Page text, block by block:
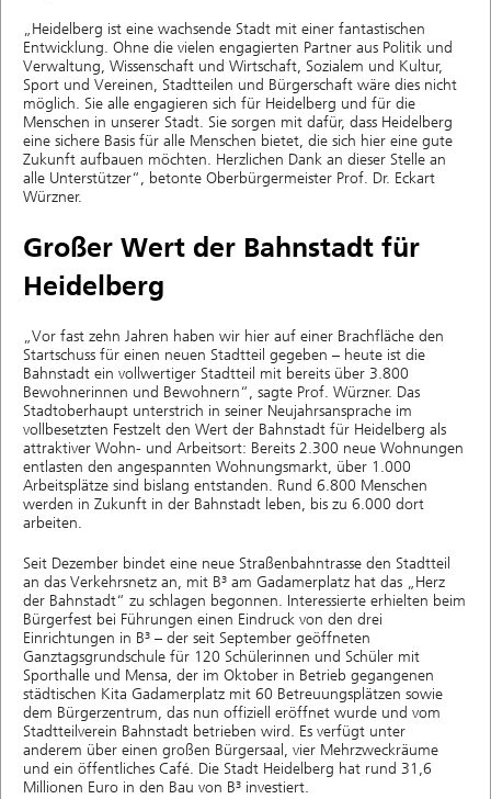
„Heidelberg ist eine wachsende Stadt mit einer fantastischen
Entwicklung. Ohne die vielen engagierten Partner aus Politik und
Verwaltung, Wissenschaft und Wirtschaft, Sozialem und Kultur,
Sport und Vereinen, Stadtteilen und Bürgerschaft wäre dies nicht
möglich. Sie alle engagieren sich für Heidelberg und für die
Menschen in unserer Stadt. Sie sorgen mit dafür, dass Heidelberg
eine sichere Basis für alle Menschen bietet, die sich hier eine gute
Zukunft aufbauen möchten. Herzlichen Dank an dieser Stelle an
alle Unterstützer“, betonte Oberbürgermeister Prof. Dr. Eckart
Würzner.
Großer Wert der Bahnstadt für
Heidelberg
„Vor fast zehn Jahren haben wir hier auf einer Brachfläche den
Startschuss für einen neuen Stadtteil gegeben – heute ist die
Bahnstadt ein vollwertiger Stadtteil mit bereits über 3.800
Bewohnerinnen und Bewohnern“, sagte Prof. Würzner. Das
Stadtoberhaupt unterstrich in seiner Neujahrsansprache im
vollbesetzten Festzelt den Wert der Bahnstadt für Heidelberg als
attraktiver Wohn- und Arbeitsort: Bereits 2.300 neue Wohnungen
entlasten den angespannten Wohnungsmarkt, über 1.000
Arbeitsplätze sind bislang entstanden. Rund 6.800 Menschen
werden in Zukunft in der Bahnstadt leben, bis zu 6.000 dort
arbeiten.
Seit Dezember bindet eine neue Straßenbahntrasse den Stadtteil
an das Verkehrsnetz an, mit B³ am Gadamerplatz hat das „Herz
der Bahnstadt“ zu schlagen begonnen. Interessierte erhielten beim
Bürgerfest bei Führungen einen Eindruck von den drei
Einrichtungen in B³ – der seit September geöffneten
Ganztagsgrundschule für 120 Schülerinnen und Schüler mit
Sporthalle und Mensa, der im Oktober in Betrieb gegangenen
städtischen Kita Gadamerplatz mit 60 Betreuungsplätzen sowie
dem Bürgerzentrum, das nun offiziell eröffnet wurde und vom
Stadtteilverein Bahnstadt betrieben wird. Es verfügt unter
anderem über einen großen Bürgersaal, vier Mehrzweckräume
und ein öffentliches Café. Die Stadt Heidelberg hat rund 31,6
Millionen Euro in den Bau von B³ investiert.